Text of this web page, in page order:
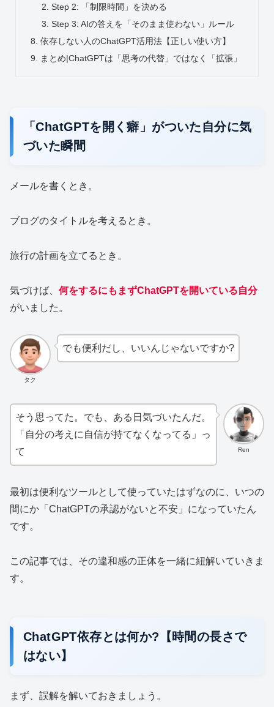
Step 2: 「制限時間」を決める
Step 3: AIの答えを「そのまま使わない」ルール
依存しない人のChatGPT活用法【正しい使い方】
まとめ|ChatGPTは「思考の代替」ではなく「拡張」
「ChatGPTを開く癖」がついた自分に気
づいた瞬間
メールを書くとき。
ブログのタイトルを考えるとき。
旅行の計画を立てるとき。
気づけば、 何をするにもまずChatGPTを開いている自分
がいました。
タク
でも便利だし、いいんじゃないですか?
Ren
そう思ってた。でも、ある日気づいたんだ。
「自分の考えに自信が持てなくなってる」っ
て
最初は便利なツールとして使っていたはずなのに、いつの
間にか「ChatGPTの承認がないと不安」になっていたん
です。
この記事では、その違和感の正体を一緒に紐解いていきま
す。
ChatGPT依存とは何か?【時間の長さで
はない】
まず、誤解を解いておきましょう。